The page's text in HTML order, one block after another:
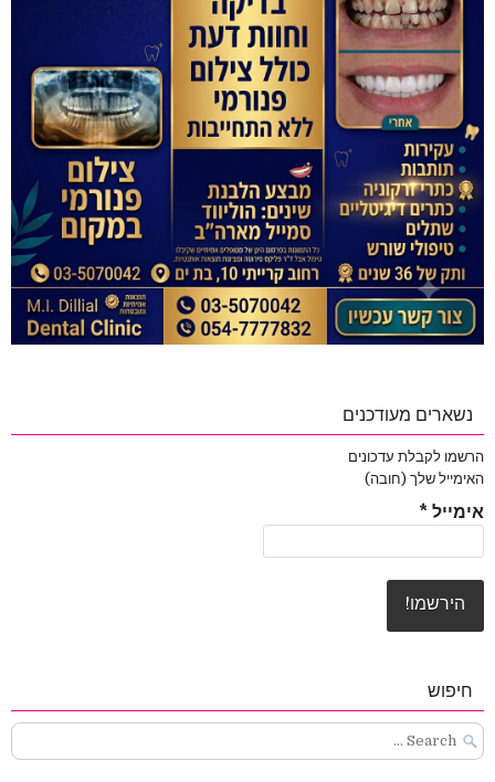
נשארים מעודכנים
הרשמו לקבלת עדכונים
האימייל שלך (חובה)
אימייל *
חיפוש
Search
for: